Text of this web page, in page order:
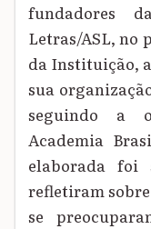
fundadores
Letras/ASL, no
da Instituição,
sua
seguindo a
Academia
elaborada foi
refletiram
se